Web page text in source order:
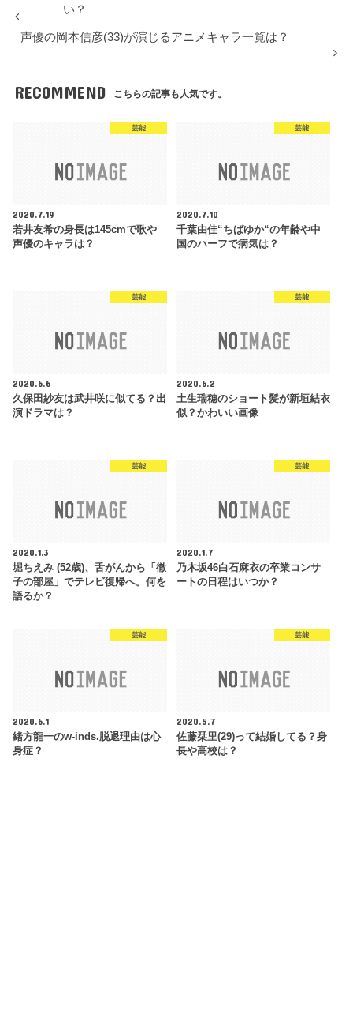
い？
声優の岡本信彦(33)が演じるアニメキャラ一覧は？
RECOMMEND こちらの記事も人気です。
芸能
2020.7.19
若井友希の身長は145cmで歌や
声優のキャラは？
芸能
2020.7.10
千葉由佳“ちばゆか“の年齢や中
国のハーフで病気は？
芸能
2020.6.6
久保田紗友は武井咲に似てる？出
演ドラマは？
芸能
2020.6.2
土生瑞穂のショート髪が新垣結衣
似？かわいい画像
芸能
2020.1.3
堀ちえみ (52歳)、舌がんから「徹
子の部屋」でテレビ復帰へ。何を
語るか？
芸能
2020.1.7
乃木坂46白石麻衣の卒業コンサ
ートの日程はいつか？
芸能
2020.6.1
緒方龍一のw-inds.脱退理由は心
身症？
芸能
2020.5.7
佐藤栞里(29)って結婚してる？身
長や高校は？